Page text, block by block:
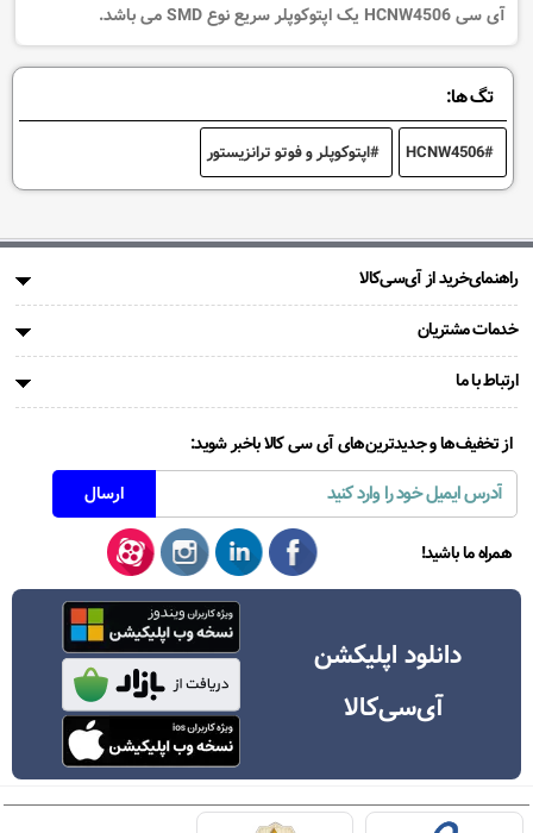
آی سی HCNW4506 یک اپتوکوپلر سریع نوع SMD می باشد.
تگ ها:
HCNW4506 اپتوکوپلر و فوتو ترانزیستور
راهنمای‌خرید از آی‌سی‌کالا
خدمات مشتریان
ارتباط با ما
از تخفیف‌ها و جدیدترین‌های آی سی کالا باخبر شوید:
همراه ما باشید!
دانلود اپلیکشن
آی‌سی‌کالا